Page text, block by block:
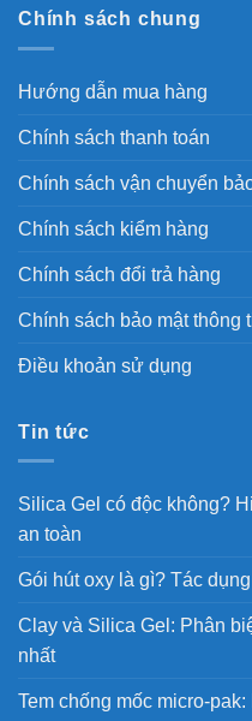
Chính sách chung
Hướng dẫn mua hàng
Chính sách thanh toán
Chính sách vận chuyển
Chính sách kiểm hàng
Chính sách đổi trả hàng
Chính sách bảo mật thông
Điều khoản sử dụng
Tin tức
Silica Gel có độc không?
an toàn
Gói hút oxy là gì? Tác
Clay và Silica Gel: Phân
nhất
Tem chống mốc micro-